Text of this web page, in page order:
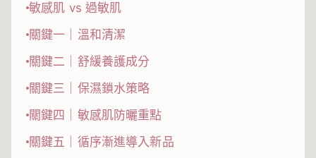
敏感肌 vs 過敏肌
關鍵一｜溫和清潔
關鍵二｜舒緩養護成分
關鍵三｜保濕鎖水策略
關鍵四｜敏感肌防曬重點
關鍵五｜循序漸進導入新品